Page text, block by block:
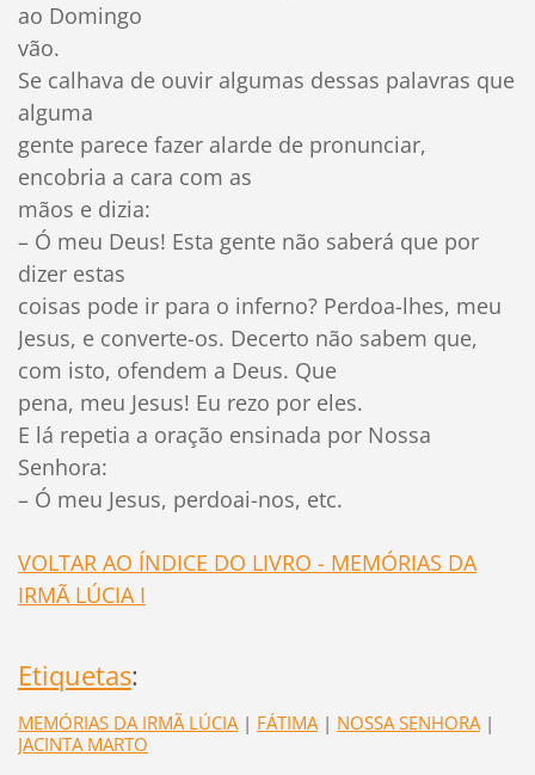
ao Domingo
vão.
Se calhava de ouvir algumas dessas palavras que
alguma
gente parece fazer alarde de pronunciar,
encobria a cara com as
mãos e dizia:
– Ó meu Deus! Esta gente não saberá que por
dizer estas
coisas pode ir para o inferno? Perdoa-lhes, meu
Jesus, e converte-os. Decerto não sabem que,
com isto, ofendem a Deus. Que
pena, meu Jesus! Eu rezo por eles.
E lá repetia a oração ensinada por Nossa
Senhora:
– Ó meu Jesus, perdoai-nos, etc.
VOLTAR AO ÍNDICE DO LIVRO - MEMÓRIAS DA
IRMÃ LÚCIA I
Etiquetas:
MEMÓRIAS DA IRMÃ LÚCIA | FÁTIMA | NOSSA SENHORA |
JACINTA MARTO